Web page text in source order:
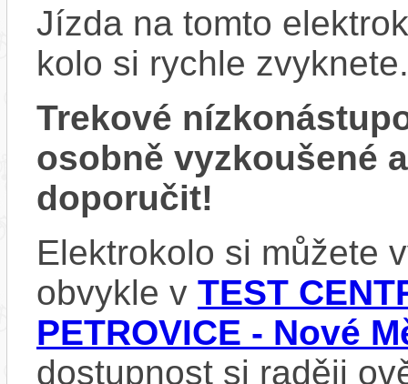
Jízda na tomto
kolo si rychle zvyknete.
Trekové
osobně vyzkoušené
doporučit!
Elektrokolo si můžete
obvykle v TEST
PETROVICE - Nové
dostupnost si raději